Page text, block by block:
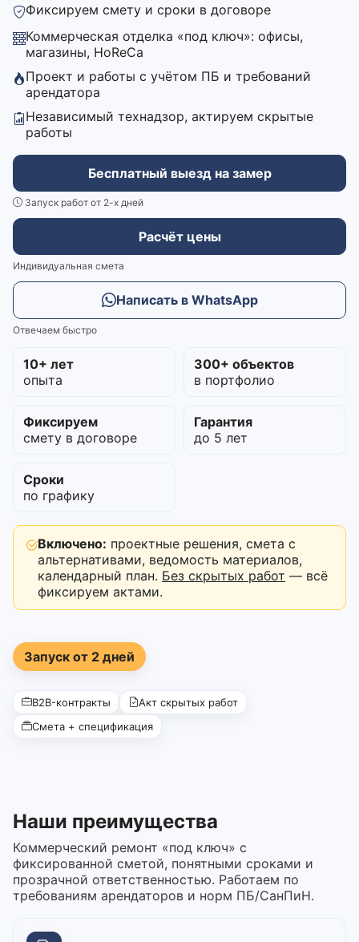
Фиксируем смету и сроки в договоре
Коммерческая отделка «под ключ»: офисы,
магазины, HoReCa
Проект и работы с учётом ПБ и требований
арендатора
Независимый технадзор, актируем скрытые
работы
Бесплатный выезд на замер
Запуск работ от 2-х дней
Расчёт цены
Индивидуальная смета
Написать в WhatsApp
Отвечаем быстро
10+ лет
опыта
300+ объектов
в портфолио
Фиксируем
смету в договоре
Гарантия
до 5 лет
Сроки
по графику
Включено: проектные решения, смета с
альтернативами, ведомость материалов,
календарный план. Без скрытых работ — всё
фиксируем актами.
Запуск от 2 дней
B2B-контракты
Акт скрытых работ
Смета + спецификация
Наши преимущества
Коммерческий ремонт «под ключ» с
фиксированной сметой, понятными сроками и
прозрачной ответственностью. Работаем по
требованиям арендаторов и норм ПБ/СанПиН.